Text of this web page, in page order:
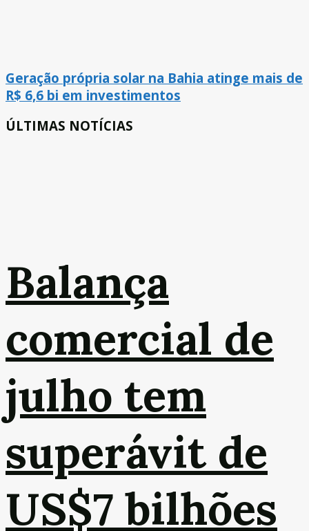
Geração própria solar na Bahia atinge mais de
R$ 6,6 bi em investimentos
ÚLTIMAS NOTÍCIAS
Balança
comercial de
julho tem
superávit de
US$7 bilhões